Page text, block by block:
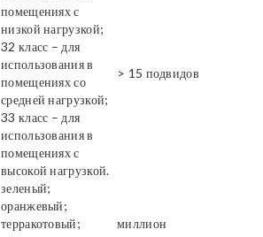
помещениях с
низкой нагрузкой;
32 класс – для
использования в
помещениях со
средней нагрузкой;
33 класс – для
использования в
помещениях с
высокой нагрузкой.
> 15 подвидов
зеленый;
оранжевый;
терракотовый;
миллион